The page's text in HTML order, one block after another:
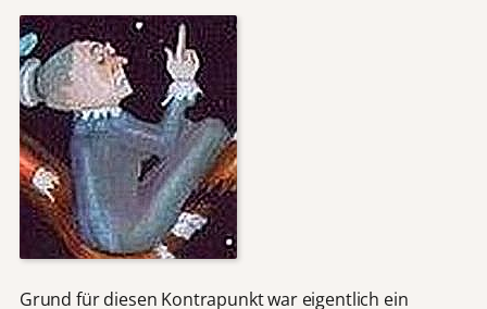
Grund für diesen Kontrapunkt war eigentlich ein